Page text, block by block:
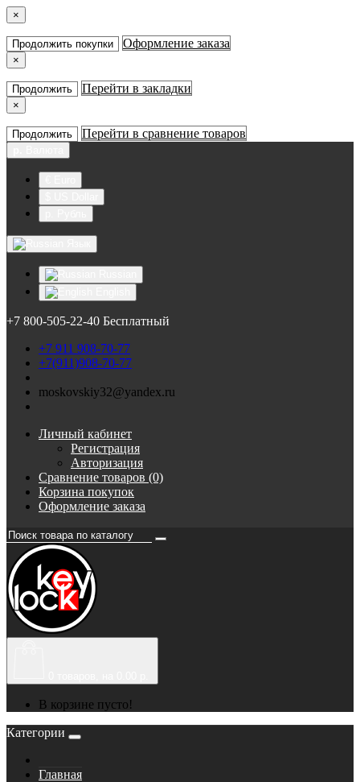
×
Продолжить покупки Оформление заказа
×
Продолжить Перейти в закладки
×
Продолжить Перейти в сравнение товаров
+7 800-505-22-40 Бесплатный
+7 911 908-70-77
+7(911)908-70-77
moskovskiy32@yandex.ru
Личный кабинет
Регистрация
Авторизация
Сравнение товаров (0)
Корзина покупок
Оформление заказа
В корзине пусто!
Категории
Главная